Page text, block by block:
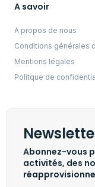
A savoir
A propos de nous
Conditions générales
Mentions légales
Politque de
Abonnez-vous
activités, des